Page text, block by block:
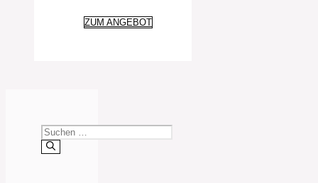
ZUM ANGEBOT
Suchen
nach: